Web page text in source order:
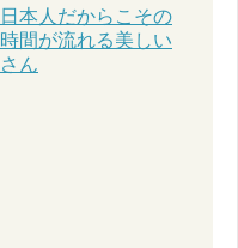
本人だからこその
間が流れる美しい
ん